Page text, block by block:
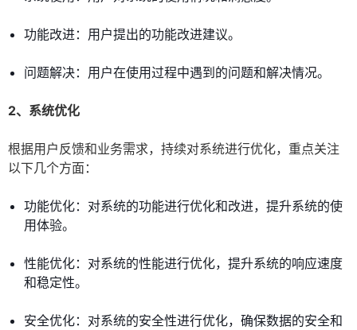
功能改进：用户提出的功能改进建议。
问题解决：用户在使用过程中遇到的问题和解决情况。
2、系统优化
根据用户反馈和业务需求，持续对系统进行优化，重点关注
以下几个方面：
功能优化：对系统的功能进行优化和改进，提升系统的使
用体验。
性能优化：对系统的性能进行优化，提升系统的响应速度
和稳定性。
安全优化：对系统的安全性进行优化，确保数据的安全和